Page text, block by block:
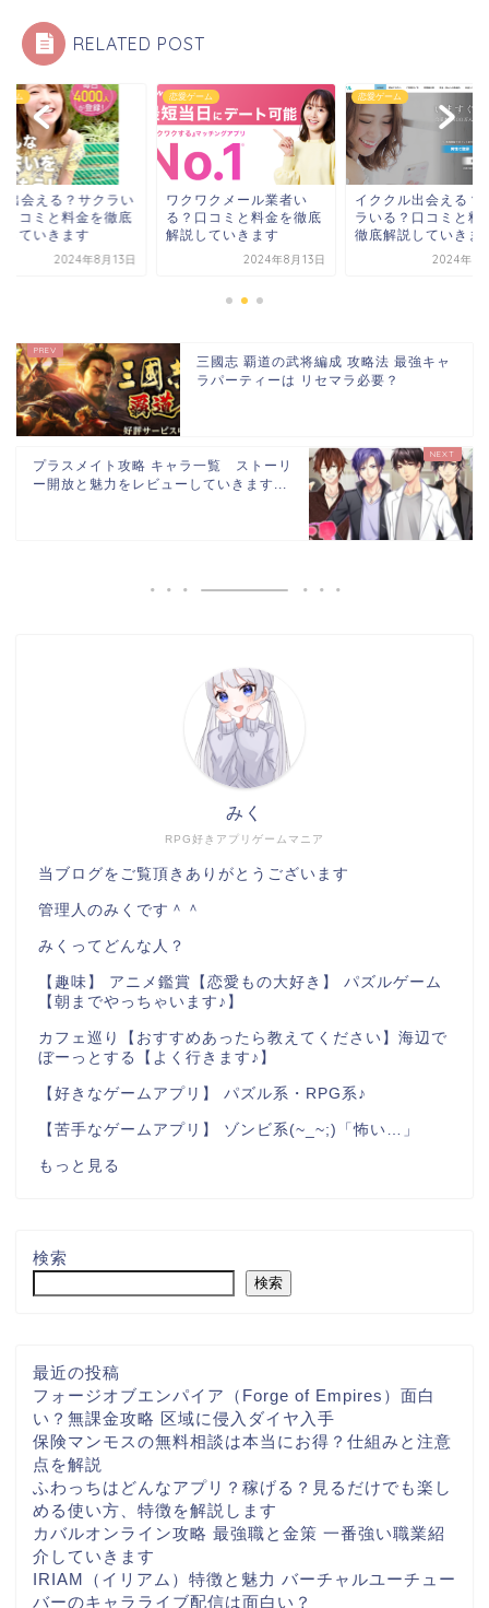
RELATED POST
ーム
ワクメール業者い
口コミと料金を徹底
していきます
2024年8月13日
恋愛ゲーム
イククル出会える？サク
ラいる？口コミと料金を
徹底解説していきます
2024年8月13日
恋愛ゲーム
YYC出会える？サク
る？口コミと料金を
解説していきます
2024年8
三國志 覇道の武将編成 攻略法 最強キャ
ラパーティーは リセマラ必要？
プラスメイト攻略 キャラ一覧 ストーリ
ー開放と魅力をレビューしていきます...
RPG好きアプリゲームマニア
みく
当ブログをご覧頂きありがとうございます
管理人のみくです＾＾
みくってどんな人？
【趣味】 アニメ鑑賞【恋愛もの大好き】 パズルゲーム
【朝までやっちゃいます♪】
カフェ巡り【おすすめあったら教えてください】海辺で
ぼーっとする【よく行きます♪】
【好きなゲームアプリ】 パズル系・RPG系♪
【苦手なゲームアプリ】 ゾンビ系(~_~;)「怖い…」
もっと見る
検索
検索
最近の投稿
フォージオブエンパイア（Forge of Empires）面白
い？無課金攻略 区域に侵入ダイヤ入手
保険マンモスの無料相談は本当にお得？仕組みと注意
点を解説
ふわっちはどんなアプリ？稼げる？見るだけでも楽し
める使い方、特徴を解説します
カバルオンライン攻略 最強職と金策 一番強い職業紹
介していきます
IRIAM（イリアム）特徴と魅力 バーチャルユーチュー
バーのキャラライブ配信は面白い？
ホーム